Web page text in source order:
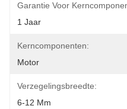
Garantie Voor
1 Jaar
Kerncomponenten:
Motor
Verzegelingsbreedte:
6-12 Mm